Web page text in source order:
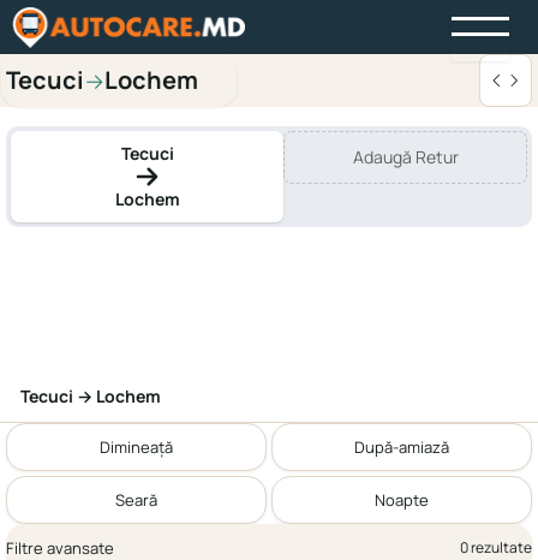
Tecuci→Lochem
Tecuci
Lochem
Adaugă Retur
Tecuci → Lochem
Dimineață După-amiază
Seară Noapte
Filtre avansate 0 rezultate